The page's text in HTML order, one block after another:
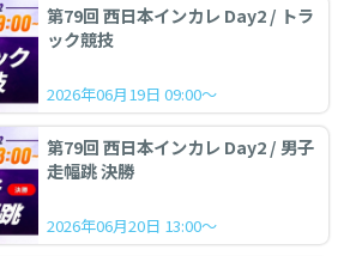
第79回 西日本インカレ Day2 / トラ
ック競技
2026年06月19日 09:00～
第79回 西日本インカレ Day2 / 男子
走幅跳 決勝
2026年06月20日 13:00～